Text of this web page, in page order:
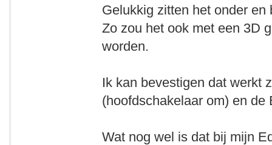
Gelukkig zitten het onder
Zo zou het ook met een 3D
worden.
Ik kan bevestigen dat werkt
(hoofdschakelaar om) en de
Wat nog wel is dat bij mijn